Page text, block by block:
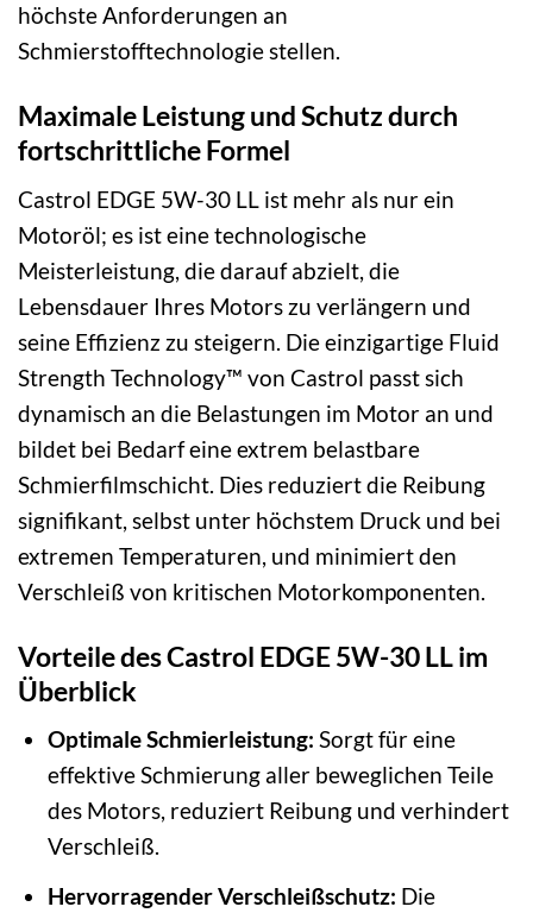
höchste Anforderungen an
Schmierstofftechnologie stellen.
Maximale Leistung und Schutz durch
fortschrittliche Formel
Castrol EDGE 5W-30 LL ist mehr als nur ein
Motoröl; es ist eine technologische
Meisterleistung, die darauf abzielt, die
Lebensdauer Ihres Motors zu verlängern und
seine Effizienz zu steigern. Die einzigartige Fluid
Strength Technology™ von Castrol passt sich
dynamisch an die Belastungen im Motor an und
bildet bei Bedarf eine extrem belastbare
Schmierfilmschicht. Dies reduziert die Reibung
signifikant, selbst unter höchstem Druck und bei
extremen Temperaturen, und minimiert den
Verschleiß von kritischen Motorkomponenten.
Vorteile des Castrol EDGE 5W-30 LL im
Überblick
Optimale Schmierleistung: Sorgt für eine
effektive Schmierung aller beweglichen Teile
des Motors, reduziert Reibung und verhindert
Verschleiß.
Hervorragender Verschleißschutz: Die